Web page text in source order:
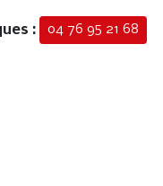
: 04 76 95 21 68